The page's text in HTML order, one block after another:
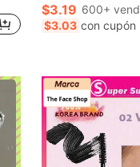
$3.19 600+
$3.03 con cupón